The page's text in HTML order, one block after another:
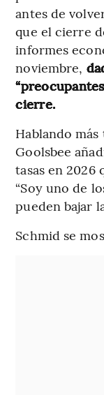
antes de
que el cierre
informes
noviembre,
cierre.
Hablando
Goolsbee
tasas en 2026
“Soy uno de
pueden bajar
Schmid se